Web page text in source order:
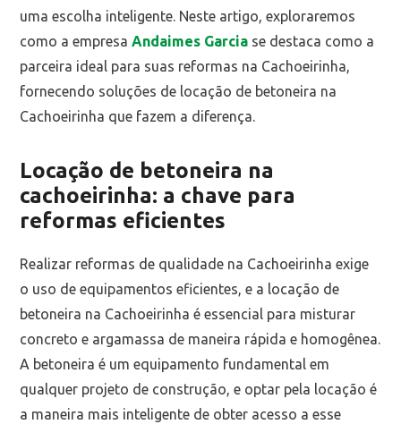
uma escolha inteligente. Neste artigo, exploraremos
como a empresaAndaimes Garcia se destaca como a
parceira ideal para suas reformas na Cachoeirinha,
fornecendo soluções de locação de betoneira na
Cachoeirinha que fazem a diferença.
Locação de betoneira na
cachoeirinha: a chave para
reformas eficientes
Realizar reformas de qualidade na Cachoeirinha exige
o uso de equipamentos eficientes, e a locação de
betoneira na Cachoeirinha é essencial para misturar
concreto e argamassa de maneira rápida e homogênea.
A betoneira é um equipamento fundamental em
qualquer projeto de construção, e optar pela locação é
a maneira mais inteligente de obter acesso a esse